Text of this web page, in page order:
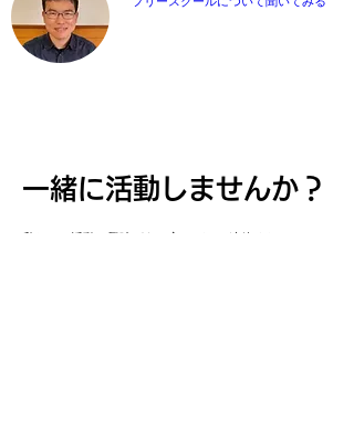
一緒に活動しませんか？
私たちの活動に興味がある方はぜひご連絡ください。